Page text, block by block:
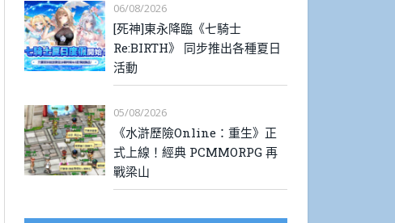
06/08/2026
[死神]東永降臨《七騎士
Re:BIRTH》 同步推出各種夏日
活動
05/08/2026
《水滸歷險Online：重生》正
式上線！經典 PCMMORPG 再
戰梁山